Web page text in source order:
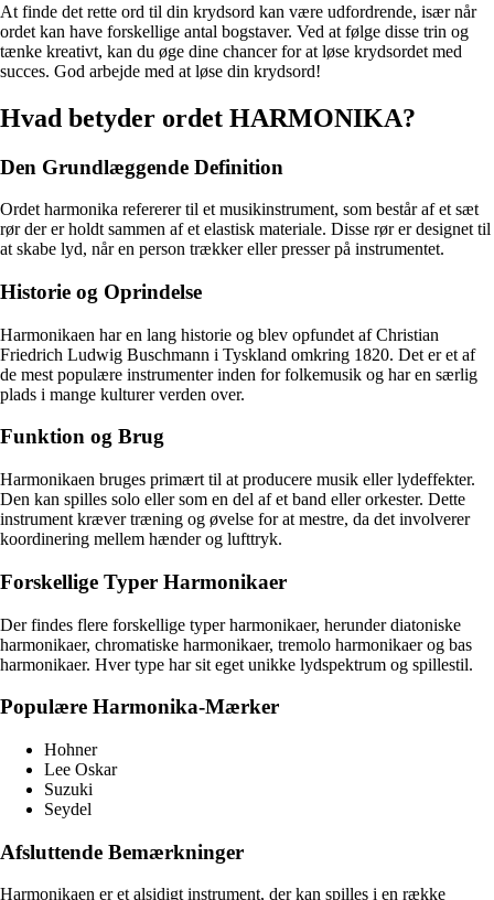
At finde det rette ord til din krydsord kan være udfordrende, især når
ordet kan have forskellige antal bogstaver. Ved at følge disse trin og
tænke kreativt, kan du øge dine chancer for at løse krydsordet med
succes. God arbejde med at løse din krydsord!
Hvad betyder ordet HARMONIKA?
Den Grundlæggende Definition
Ordet harmonika refererer til et musikinstrument, som består af et sæt
rør der er holdt sammen af et elastisk materiale. Disse rør er designet til
at skabe lyd, når en person trækker eller presser på instrumentet.
Historie og Oprindelse
Harmonikaen har en lang historie og blev opfundet af Christian
Friedrich Ludwig Buschmann i Tyskland omkring 1820. Det er et af
de mest populære instrumenter inden for folkemusik og har en særlig
plads i mange kulturer verden over.
Funktion og Brug
Harmonikaen bruges primært til at producere musik eller lydeffekter.
Den kan spilles solo eller som en del af et band eller orkester. Dette
instrument kræver træning og øvelse for at mestre, da det involverer
koordinering mellem hænder og lufttryk.
Forskellige Typer Harmonikaer
Der findes flere forskellige typer harmonikaer, herunder diatoniske
harmonikaer, chromatiske harmonikaer, tremolo harmonikaer og bas
harmonikaer. Hver type har sit eget unikke lydspektrum og spillestil.
Populære Harmonika-Mærker
Hohner
Lee Oskar
Suzuki
Seydel
Afsluttende Bemærkninger
Harmonikaen er et alsidigt instrument, der kan spilles i en række